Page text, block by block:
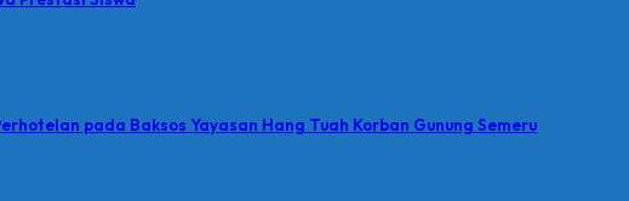
pada Baksos Yayasan Hang Tuah Korban Gunung Semeru